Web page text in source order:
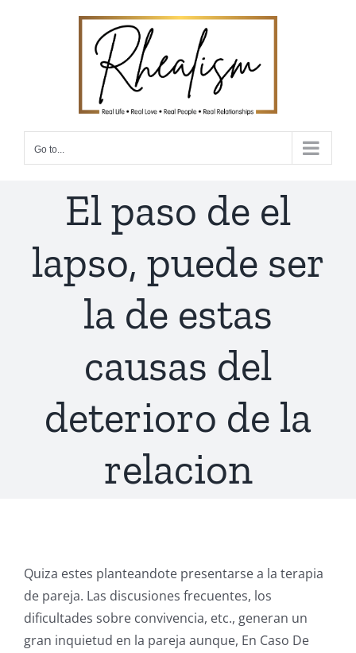
Go to...
El paso de el
lapso, puede ser
la de estas
causas del
deterioro de la
relacion
Quiza estes planteandote presentarse a la terapia
de pareja. Las discusiones frecuentes, los
dificultades sobre convivencia, etc., generan un
gran inquietud en la pareja aunque, En Caso De